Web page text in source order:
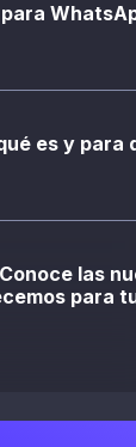
para
es y para
las
para